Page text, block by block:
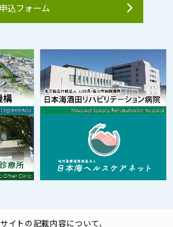
込フォーム
イトの記載内容について、